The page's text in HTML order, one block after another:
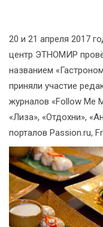
20 и 21 апреля 2017
центр ЭТНОМИР
названием
приняли участие
журналов «Follow Me
«Лиза», «Отдохни»,
порталов Passion.ru,